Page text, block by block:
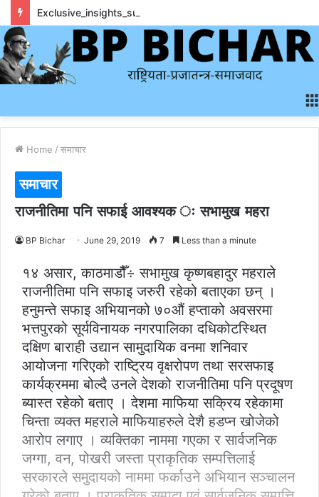
Home / समाचार
समाचार
राजनीतिमा पनि सफाई आवश्यक ः सभामुख महरा
BP Bichar June 29, 2019 7 Less than a minute
१४ असार, काठमाडौैँ÷ सभामुख कृष्णबहादुर महराले
राजनीतिमा पनि सफाइ जरुरी रहेको बताएका छन् ।
हनुमन्ते सफाइ अभियानको ७०औं हप्ताको अवसरमा
भत्तपुरको सूर्यविनायक नगरपालिका दधिकोटस्थित
दक्षिण बाराही उद्यान सामुदायिक वनमा शनिवार
आयोजना गरिएको राष्ट्रिय वृक्षरोपण तथा सरसफाइ
कार्यक्रममा बोल्दै उनले देशको राजनीतिमा पनि प्रदूषण
ब्यास्त रहेको बताए । देशमा माफिया सक्रिय रहेकामा
चिन्ता व्यक्त महराले माफियाहरुले देशै हडप्न खोजेको
आरोप लगाए । व्यक्तिका नाममा गएका र सार्वजनिक
जग्गा, वन, पोखरी जस्ता प्राकृतिक सम्पत्तिलाई
सरकारले समुदायको नाममा फर्काउने अभियान सञ्चालन